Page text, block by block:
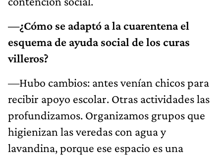
—¿Cómo se adaptó a la cuarentena el
esquema de ayuda social de los curas
villeros?
—Hubo cambios: antes venían chicos para
recibir apoyo escolar. Otras actividades las
profundizamos. Organizamos grupos que
higienizan las veredas con agua y
lavandina, porque ese espacio es una